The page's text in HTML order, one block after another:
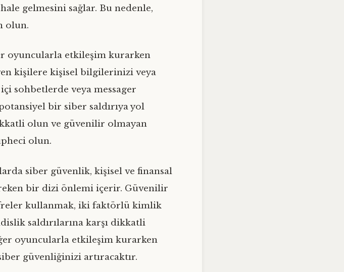
gelmesini sağlar. Bu nedenle,
olun.
oyuncularla etkileşim kurarken
kişilere kişisel bilgilerinizi veya
sohbetlerde veya messager
bir siber saldırıya yol
olun ve güvenilir olmayan
olun.
siber güvenlik, kişisel ve finansal
bir dizi önlemi içerir. Güvenilir
kullanmak, iki faktörlü kimlik
saldırılarına karşı dikkatli
oyuncularla etkileşim kurarken
güvenliğinizi artıracaktır.